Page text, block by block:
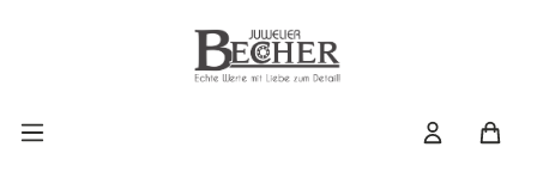
Zum Hauptinhalt springen